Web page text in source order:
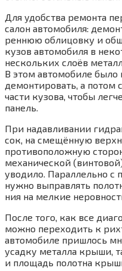
Для удоб­ства ремон­та
салон авто­мо­би­ля:
рен­нюю обли­цов­ку и
кузов авто­мо­би­ля в
несколь­ких сло­ёв
В этом авто­мо­би­ле
демон­ти­ро­вать, а потом
части кузо­ва, что­бы
панель.
При надав­ли­ва­нии
сок, на сме­щён­ную
про­ти­во­по­лож­ную
меха­ни­че­ской
уво­ди­ло. Парал­лель­но с
нуж­но выправ­лять
ния на мел­кие
После того, как все
мож­но пере­хо­дить к
авто­мо­би­ле при­шлось
усад­ку метал­ла кры­ши,
и пло­щадь полот­на